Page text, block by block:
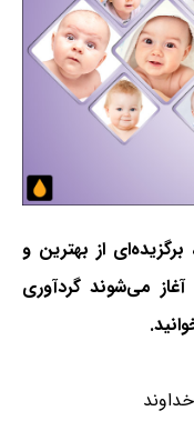
از بهترین و
می‌شوند گردآوری